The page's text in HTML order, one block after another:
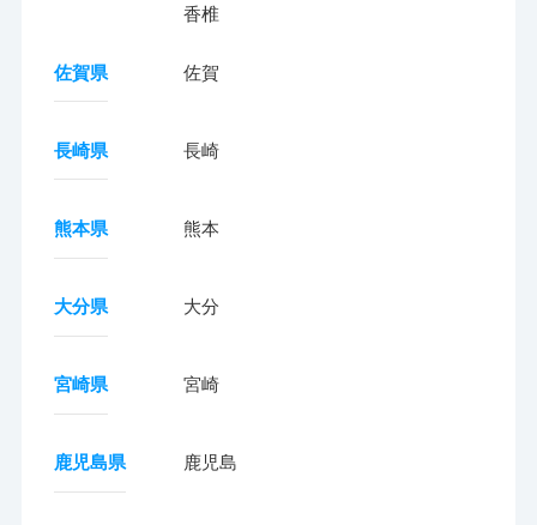
香椎
佐賀県 佐賀
長崎県 長崎
熊本県 熊本
大分県 大分
宮崎県 宮崎
鹿児島県 鹿児島